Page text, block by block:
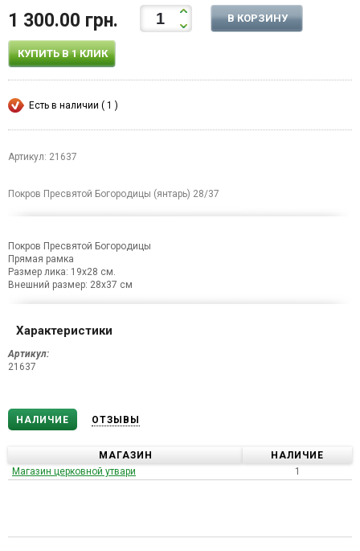
1 300.00 грн. В КОРЗИНУ
КУПИТЬ В 1 КЛИК
Есть в наличии ( 1 )
Артикул: 21637
Покров Пресвятой Богородицы (янтарь) 28/37
Покров Пресвятой Богородицы
Прямая рамка
Размер лика: 19х28 см.
Внешний размер: 28х37 см
Характеристики
Артикул:
21637
НАЛИЧИЕ ОТЗЫВЫ
МАГАЗИН
НАЛИЧИЕ
Магазин церковной утвари
1